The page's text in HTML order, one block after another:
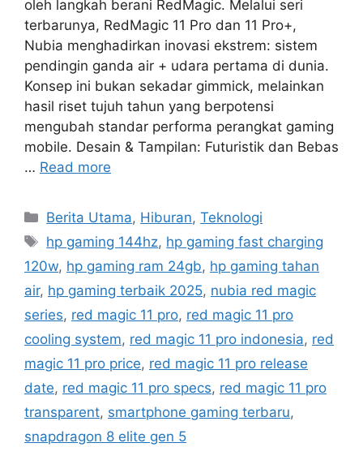
oleh langkah berani RedMagic. Melalui seri
terbarunya, RedMagic 11 Pro dan 11 Pro+,
Nubia menghadirkan inovasi ekstrem: sistem
pendingin ganda air + udara pertama di dunia.
Konsep ini bukan sekadar gimmick, melainkan
hasil riset tujuh tahun yang berpotensi
mengubah standar performa perangkat gaming
mobile. Desain & Tampilan: Futuristik dan Bebas
… Read more
C
a
e
g
o
r
e
s
Berita Utama, Hiburan,Teknologi
T
a
s
hp gaming 144hz, hp gaming fast charging
120w, hp gaming ram 24gb, hp gaming tahan
air, hp gaming terbaik 2025, nubia red magic
series, red magic 11 pro, red magic 11 pro
cooling system, red magic 11 pro indonesia, red
magic 11 pro price, red magic 11 pro release
date, red magic 11 pro specs, red magic 11 pro
transparent, smartphone gaming terbaru,
snapdragon 8 elite gen 5